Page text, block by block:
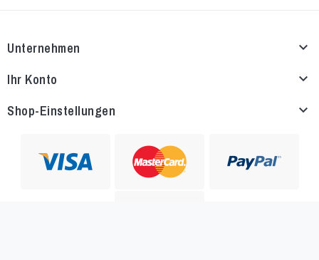
Unternehmen 
Ihr Konto 
Shop-Einstellungen 